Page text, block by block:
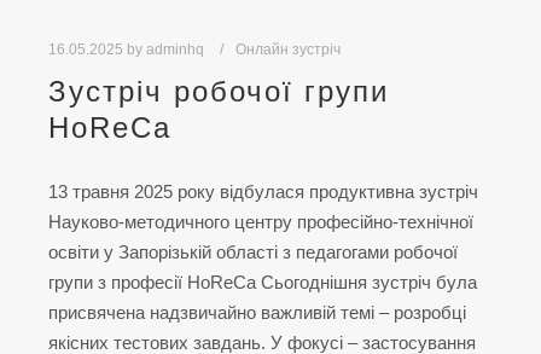
16.05.2025 by adminhq Онлайн зустріч
Зустріч робочої групи
HoReCa
13 травня 2025 року відбулася продуктивна зустріч
Науково-методичного центру професійно-технічної
освіти у Запорізькій області з педагогами робочої
групи з професії HoReCa Сьогоднішня зустріч була
присвячена надзвичайно важливій темі – розробці
якісних тестових завдань. У фокусі – застосування